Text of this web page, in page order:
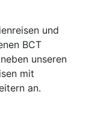
und
BCT
unseren
mit
an.